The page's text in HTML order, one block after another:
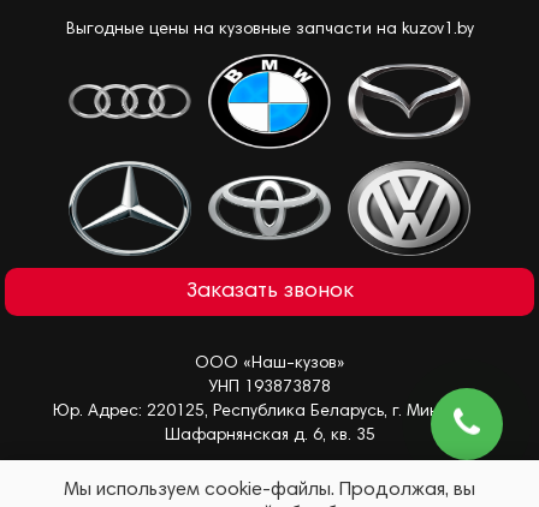
Выгодные цены на кузовные запчасти на kuzov1.by
Заказать звонок
ООО «Наш-кузов»
УНП 193873878
Юр. Адрес: 220125, Республика Беларусь, г. Минск, ул.
Шафарнянская д. 6, кв. 35
Мы используем cookie-файлы. Продолжая, вы